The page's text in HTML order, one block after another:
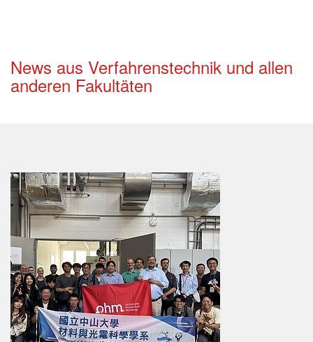
News aus Verfahrenstechnik und allen
anderen Fakultäten